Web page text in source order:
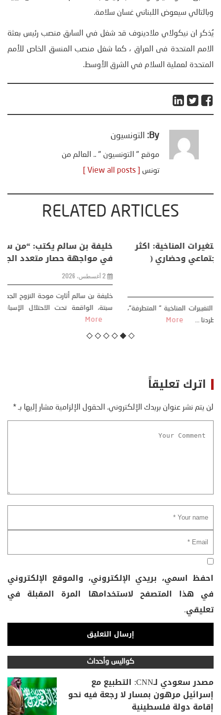
وبالتالي سيعوض اللبناني غسان سلامة.
يُذكر ان نيكولاي ملادينوف قد شغل في السابق منصب رئيس بعثة
الامم المتحدة فى العراق ، كما شغل منصب المنسق الخاص للأمم
المتحدة لعملية السلام في الشرق الأوسط.
By: التونسيون
موقع " التونسيون " .. العالم من
تونس
RELATED ARTICLES
في
بالضيافي يكتب حول: التغيرات المناخية: اكثر
ظاهرة طبيعية .. تحول اجتماعي وحضاري (
منذر بالضيافي بدأت قصتي مع التغييرات المناخية ” المتطرفة”،
نهاية ثمانينات القرن الماضي، حين أطردنا ...
More
اترك تعليقاً
لن يتم نشر عنوان بريدك الإلكتروني. الحقول الإلزامية مشار إليها بـ*
احفظ اسمي، بريدي الإلكتروني، والموقع الإلكتروني
في هذا المتصفح لاستخدامها المرة المقبلة في
تعليقي.
كواليس وأحداث
مصدر سعودي لـCNN: التطبيع مع
إسرائيل مرهون بمسار لا رجعة فيه نحو
إقامة دولة فلسطينية